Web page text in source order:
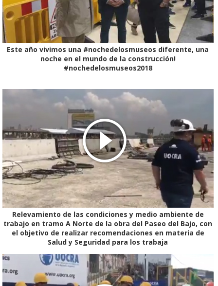
Este año vivimos una #nochedelosmuseos diferente, una
noche en el mundo de la construcción!
#nochedelosmuseos2018
Relevamiento de las condiciones y medio ambiente de
trabajo en tramo A Norte de la obra del Paseo del Bajo, con
el objetivo de realizar recomendaciones en materia de
Salud y Seguridad para los trabaja